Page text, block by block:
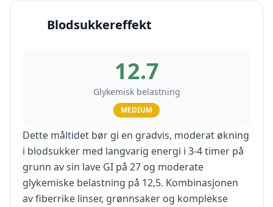
Blodsukkereffekt
12.7
Glykemisk belastning
MEDIUM
Dette måltidet bør gi en gradvis, moderat økning
i blodsukker med langvarig energi i 3-4 timer på
grunn av sin lave GI på 27 og moderate
glykemiske belastning på 12,5. Kombinasjonen
av fiberrike linser, grønnsaker og komplekse